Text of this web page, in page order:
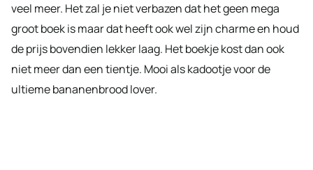
veel meer. Het zal je niet verbazen dat het geen mega
groot boek is maar dat heeft ook wel zijn charme en houd
de prijs bovendien lekker laag. Het boekje kost dan ook
niet meer dan een tientje. Mooi als kadootje voor de
ultieme bananenbrood lover.